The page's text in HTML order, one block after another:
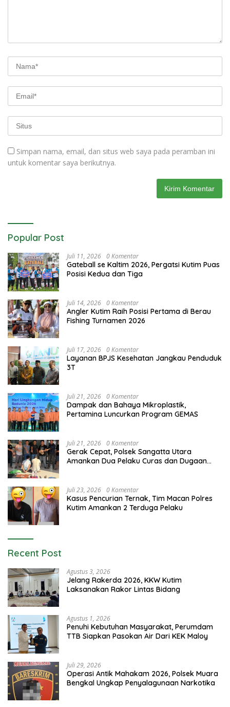
Simpan nama, email, dan situs web saya pada peramban ini
untuk komentar saya berikutnya.
Popular Post
Juli 11, 2026 0 Komentar
Gateball se Kaltim 2026, Pergatsi Kutim Puas
Posisi Kedua dan Tiga
Juli 14, 2026 0 Komentar
Angler Kutim Raih Posisi Pertama di Berau
Fishing Turnamen 2026
Juli 17, 2026 0 Komentar
Layanan BPJS Kesehatan Jangkau Penduduk
3T
Juli 21, 2026 0 Komentar
Dampak dan Bahaya Mikroplastik,
Pertamina Luncurkan Program GEMAS
Juli 21, 2026 0 Komentar
Gerak Cepat, Polsek Sangatta Utara
Amankan Dua Pelaku Curas dan Dugaan
Juli 23, 2026 0 Komentar
Kasus Pencurian Ternak, Tim Macan Polres
Kutim Amankan 2 Terduga Pelaku
Recent Post
Agustus 3, 2026
Jelang Rakerda 2026, KKW Kutim
Laksanakan Rakor Lintas Bidang
Agustus 1, 2026
Penuhi Kebutuhan Masyarakat, Perumdam
TTB Siapkan Pasokan Air Dari KEK Maloy
Juli 29, 2026
Operasi Antik Mahakam 2026, Polsek Muara
Bengkal Ungkap Penyalagunaan Narkotika